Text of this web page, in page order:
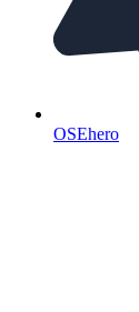
OSEhero